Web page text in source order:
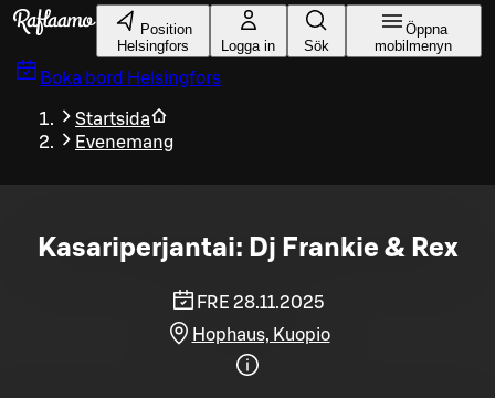
Gå till huvudinnehållet
Position
Helsingfors
Logga in Sök
Öppna
mobilmenyn
Boka bord Helsingfors
Startsida
Evenemang
Kasariperjantai: Dj Frankie & Rex
FRE 28.11.2025
Hophaus, Kuopio